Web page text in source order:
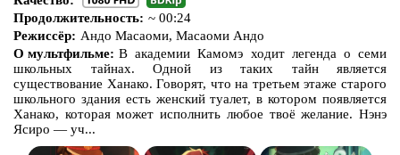
Продолжительность: ~ 00:24
Режиссёр: Андо Масаоми, Масаоми Андо
О мультфильме: В академии Камомэ ходит легенда о семи
школьных тайнах. Одной из таких тайн является
существование Ханако. Говорят, что на третьем этаже старого
школьного здания есть женский туалет, в котором появляется
Ханако, которая может исполнить любое твоё желание. Нэнэ
Ясиро — уч...